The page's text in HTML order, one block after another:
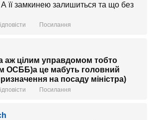
її замкинею залишиться та що без
Посилання
аж цілим управдомом тобто
ОСББ)а це мабуть головний
на посаду міністра)
Посилання